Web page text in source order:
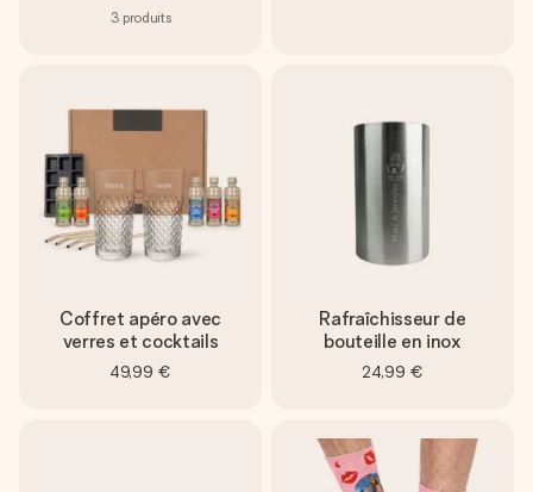
3 produits
Coffret apéro avec
verres et cocktails
49,99 €
Rafraîchisseur de
bouteille en inox
24,99 €